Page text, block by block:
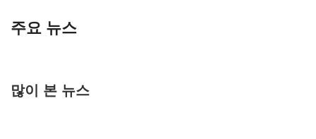
주요 뉴스
많이 본 뉴스